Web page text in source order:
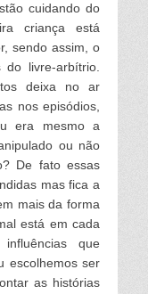
cuidando do
criança está
sendo assim, o
livre-arbítrio.
deixa no ar
nos episódios,
era mesmo a
ou não
De fato essas
mas fica a
mais da forma
está em cada
que
escolhemos ser
as histórias